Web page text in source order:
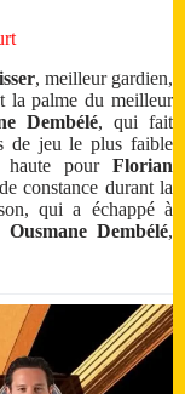
, meilleur gardien,
la palme du meilleur
Dembélé, qui fait
de jeu le plus faible
haute pour Florian
constance durant la
qui a échappé à
Ousmane Dembélé,